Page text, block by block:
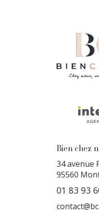
Bien chez
34 avenue
95560
01 83 93